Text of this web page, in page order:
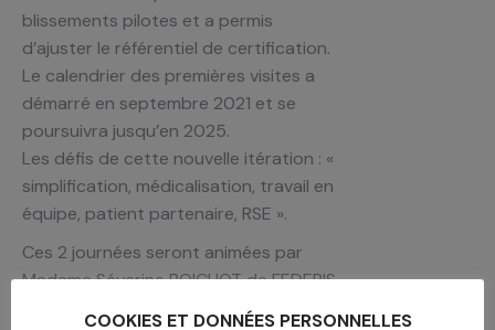
blissements pilotes et a permis
d’ajuster le référentiel de certi­fication.
Le calendrier des premières visites a
démarré en septembre 2021 et se
poursuivra jusqu’en 2025.
Les défis de cette nouvelle itération : «
simplification, médicali­sation, travail en
équipe, patient partenaire, RSE ».
Ces 2 journées seront animées par
Madame Séverine BOICHOT de FEDERIS
COOKIES ET DONNÉES PERSONNELLES